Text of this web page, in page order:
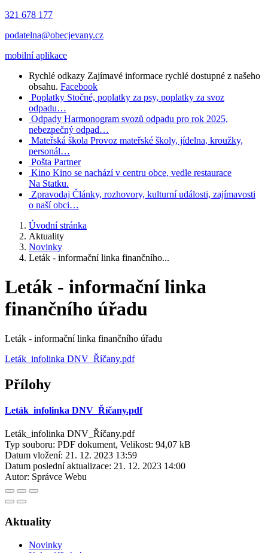
321 678 177
podatelna@obecjevany.cz
mobilní aplikace
Rychlé odkazy Zajímavé informace rychlé dostupné z našeho
obsahu. Facebook
Poplatky Stočné, poplatky za psy, poplatky za svoz
odpadu…
Odpady Harmonogram svozů odpadu pro rok 2025,
nebezpečný odpad…
Mateřská škola Provoz mateřské školy, jídelna, kroužky,
personál…
Pošta Partner
Kino Kino se nachází v centru obce, vedle restaurace
Na Statku.
Zpravodaj Články, rozhovory, kulturní události, zajímavosti
o naší obci…
Úvodní stránka
Aktuality
Novinky
Leták - informační linka finančního...
Leták - informační linka
finančního úřadu
Leták - informační linka finančního úřadu
Leták_infolinka DNV_Říčany.pdf
Přílohy
Leták_infolinka DNV_Říčany.pdf
Leták_infolinka DNV_Říčany.pdf
Typ souboru: PDF dokument, Velikost: 94,07 kB
Datum vložení: 21. 12. 2023 13:59
Datum poslední aktualizace: 21. 12. 2023 14:00
Autor: Správce Webu
Aktuality
Novinky